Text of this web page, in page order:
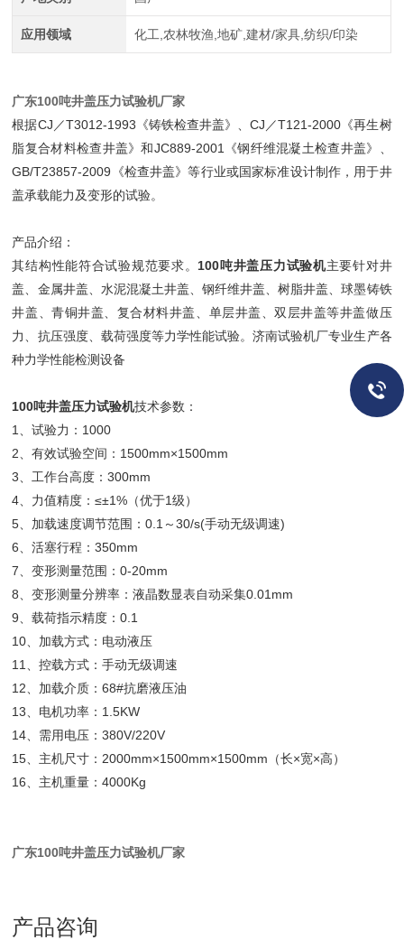
应用领域 化工,农林牧渔,地矿,建材/家具,纺织/印染
广东100吨井盖压力试验机厂家
根据CJ／T3012-1993《铸铁检查井盖》、CJ／T121-2000《再生树
脂复合材料检查井盖》和JC889-2001《钢纤维混凝土检查井盖》、
GB/T23857-2009《检查井盖》等行业或国家标准设计制作，用于井
盖承载能力及变形的试验。
产品介绍：
其结构性能符合试验规范要求。 100吨井盖压力试验机主要针对井
盖、金属井盖、水泥混凝土井盖、钢纤维井盖、树脂井盖、球墨铸铁
井盖、青铜井盖、复合材料井盖、单层井盖、双层井盖等井盖做压
力、抗压强度、载荷强度等力学性能试验。济南试验机厂专业生产各
种力学性能检测设备
100吨井盖压力试验机技术参数：
1、试验力：1000
2、有效试验空间：1500mm×1500mm
3、工作台高度：300mm
4、力值精度：≤±1%（优于1级）
5、加载速度调节范围：0.1～30/s(手动无级调速)
6、活塞行程：350mm
7、变形测量范围：0-20mm
8、变形测量分辨率：液晶数显表自动采集0.01mm
9、载荷指示精度：0.1
10、加载方式：电动液压
11、控载方式：手动无级调速
12、加载介质：68#抗磨液压油
13、电机功率：1.5KW
14、需用电压：380V/220V
15、主机尺寸：2000mm×1500mm×1500mm（长×宽×高）
16、主机重量：4000Kg
广东100吨井盖压力试验机厂家
产品咨询